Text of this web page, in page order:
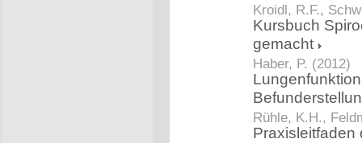
Kroidl, R.F.,
Kursbuch
gemacht
Haber, P. (2012)
Rühle, K.H.,